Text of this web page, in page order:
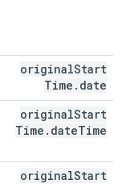
originalStart
Time . date
originalStart
Time . dateTime
originalStart